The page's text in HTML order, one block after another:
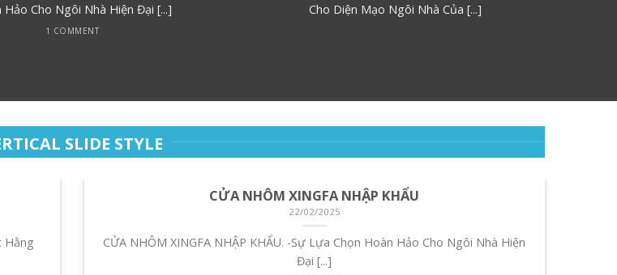
Hảo Cho Ngôi Nhà Hiện Đại [...]
1 COMMENT
Cho Diện Mạo Ngôi Nhà Của [...]
SLIDE STYLE
Hằng
CỬA NHÔM XINGFA NHẬP KHẨU
22/02/2025
CỬA NHÔM XINGFA NHẬP KHẨU. -Sự Lựa Chọn Hoàn Hảo Cho Ngôi Nhà Hiện
Đại [...]